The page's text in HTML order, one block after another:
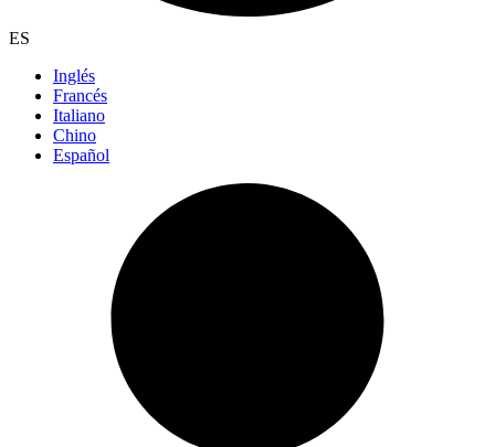
ES
Inglés
Francés
Italiano
Chino
Español